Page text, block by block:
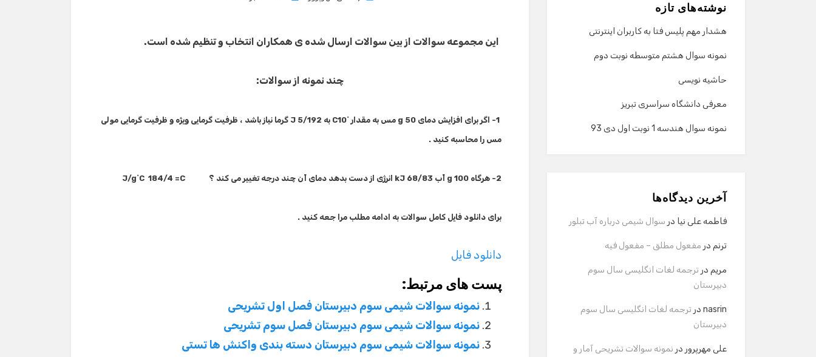
این مجموعه سوالات از بین سوالات ارسال شده ی همكاران انتخاب و تنظیم شده است.
چند نمونه از سوالات:
1- اگر برای افزایش دمای g 50 مس به مقدار ˚C10 به J 5/192 گرما نیاز باشد ، ظرفیت گرمایی ویژه و ظرفیت گرمایی مولی
مس را محاسبه كنید .
2- هرگاه g 100 آب kJ68/83 انرژی از دست بدهد دمای آن چند درجه تغییر می كند ؟ J/g˚C184/4 =C
برای دانلود فایل کامل سوالات به ادامه مطلب مرا جعه کنید .
دانلود فایل
پست های مرتبط:
نمونه سوالات شیمی سوم دبیرستان فصل اول تشریحی
نمونه سوالات شیمی سوم دبیرستان فصل سوم تشریحی
نمونه سوالات شیمی سوم دبیرستان دسته بندی واکنش ها تستی
نوشته‌های تازه
هشدار مهم پلیس فتا به کاربران اینترنتی
نمونه سوال هشتم متوسطه نوبت دوم
حاشیه نویسی
معرفی دانشگاه سراسری تبریز
نمونه سوال هندسه 1 نوبت اول دی 93
آخرین دیدگاه‌ها
فاطمه علی نیا در سوال شیمی درباره آب تبلور
ترنم در مفعول مطلق – مفعول فیه
مریم در ترجمه لغات انگلیسی سال سوم
دبیرستان
nasrin در ترجمه لغات انگلیسی سال سوم
دبیرستان
علی مهرپرور در نمونه سوالات تشریحی آمار و